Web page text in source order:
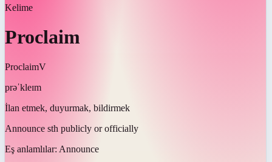
Kelime
Proclaim
ProclaimV
prəˈkleɪm
İlan etmek, duyurmak, bildirmek
Announce sth publicly or officially
Eş anlamlılar: Announce